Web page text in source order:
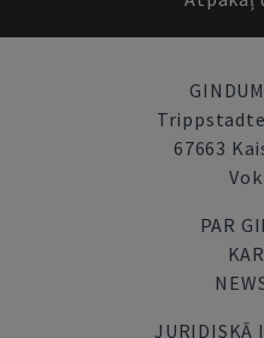
67663
PAR
JURIDISKĀ